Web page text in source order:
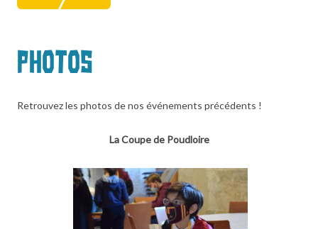
Photos
Retrouvez les photos de nos événements précédents !
La Coupe de Poudloire